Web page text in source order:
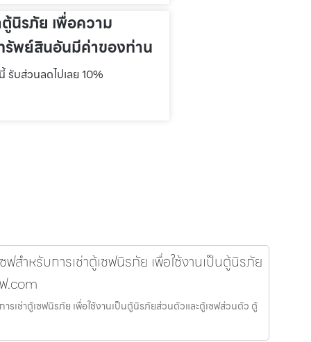
ตู้นิรภัย เพื่อความ
พย์สินอันมีค่าของท่าน
รับส่วนลดไปเลย 10%
ฟสำหรับการเช่าตู้เซฟนิรภัย เพื่อใช้งานเป็นตู้นิรภัย
.com
ารเช่าตู้เซฟนิรภัย เพื่อใช้งานเป็นตู้นิรภัยส่วนตัวและตู้เซฟส่วนตัว ตู้